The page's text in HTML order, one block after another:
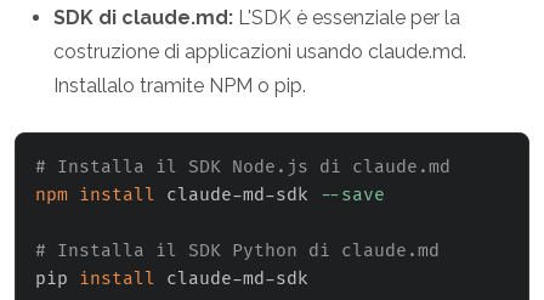
SDK di claude.md: L'SDK è essenziale per la
costruzione di applicazioni usando claude.md.
Installalo tramite NPM o pip.
# Installa il SDK Node.js di claude.md
npm
install claude-md-sdk --save
# Installa il SDK Python di claude.md
pip install claude-md-sdk